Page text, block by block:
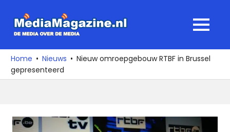
naar
media
over
de
MENU
Home Nieuws
Nieuw omroepgebouw RTBF in Brussel
gepresenteerd